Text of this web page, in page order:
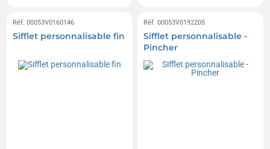
Réf. 00053V0160146
Sifflet personnalisable fin
Réf. 00053V0192205
Sifflet personnalisable -
Pincher